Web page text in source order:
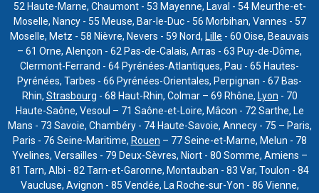
52 Haute-Marne, Chaumont - 53 Mayenne, Laval - 54 Meurthe-et-
Moselle, Nancy - 55 Meuse, Bar-le-Duc - 56 Morbihan, Vannes - 57
Moselle, Metz - 58 Nièvre, Nevers - 59 Nord, Lille - 60 Oise, Beauvais
– 61 Orne, Alençon - 62 Pas-de-Calais, Arras - 63 Puy-de-Dôme,
Clermont-Ferrand - 64 Pyrénées-Atlantiques, Pau - 65 Hautes-
Pyrénées, Tarbes - 66 Pyrénées-Orientales, Perpignan - 67 Bas-
Rhin, Strasbourg - 68 Haut-Rhin, Colmar – 69 Rhône, Lyon - 70
Haute-Saône, Vesoul – 71 Saône-et-Loire, Mâcon - 72 Sarthe, Le
Mans - 73 Savoie, Chambéry - 74 Haute-Savoie, Annecy - 75 – Paris,
Paris - 76 Seine-Maritime, Rouen – 77 Seine-et-Marne, Melun - 78
Yvelines, Versailles - 79 Deux-Sèvres, Niort - 80 Somme, Amiens –
81 Tarn, Albi - 82 Tarn-et-Garonne, Montauban - 83 Var, Toulon - 84
Vaucluse, Avignon - 85 Vendée, La Roche-sur-Yon - 86 Vienne,